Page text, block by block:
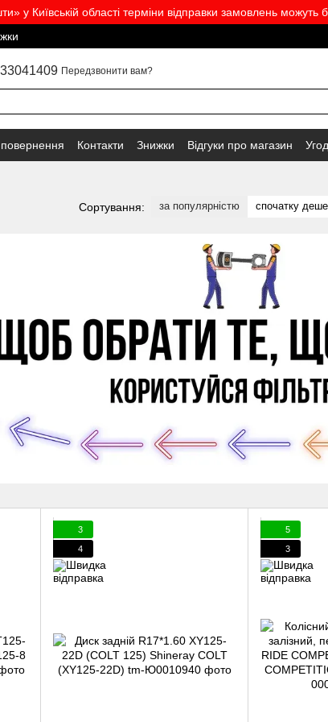
у Київській області терміни відправки замовлень можуть
Передзвонити вам?
Контакти Знижки Відгуки про магазин
Сортування: за популярністю спочатку
3
4
5
3